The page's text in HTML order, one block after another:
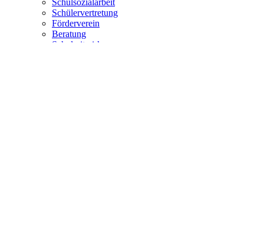
Schülervertretung
Förderverein
Beratung
Schulmitwirkung